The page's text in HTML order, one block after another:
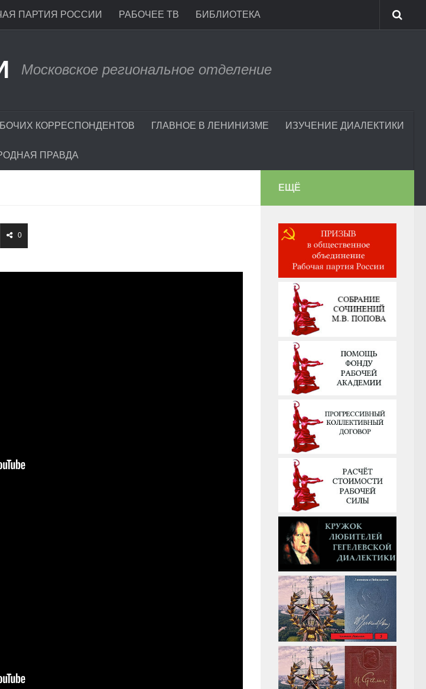
ПАРТИЯ РОССИИ РАБОЧЕЕ ТВ БИБЛИОТЕКА
Московское региональное отделение
КОРРЕСПОНДЕНТОВ ГЛАВНОЕ В ЛЕНИНИЗМЕ ИЗУЧЕНИЕ ДИАЛЕКТИКИ
ПРАВДА
0
ЕЩЁ